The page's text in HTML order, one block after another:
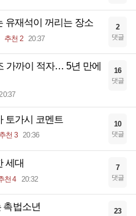
유재석이 꺼리는 장소
추천 2 20:37
2
댓글
가까이 적자… 5년 만에
16
댓글
토가시 코멘트
추천 3 20:36
10
댓글
세대
천 4 20:32
7
댓글
촉법소년 23